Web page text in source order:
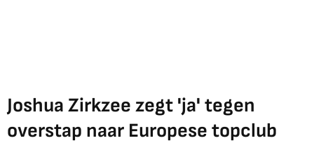
Joshua Zirkzee zegt 'ja' tegen
overstap naar Europese topclub